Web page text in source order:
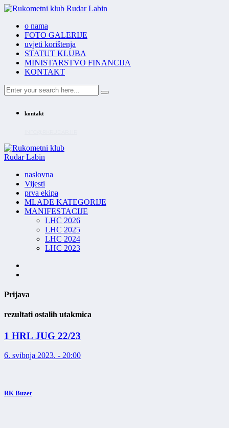
o nama
FOTO GALERIJE
uvjeti korištenja
STATUT KLUBA
MINISTARSTVO FINANCIJA
KONTAKT
kontakt
naslovna
Vijesti
prva ekipa
MLAĐE KATEGORIJE
MANIFESTACIJE
LHC 2026
LHC 2025
LHC 2024
LHC 2023
Prijava
rezultati ostalih utakmica
1 HRL JUG 22/23
6. svibnja 2023. - 20:00
RK Buzet